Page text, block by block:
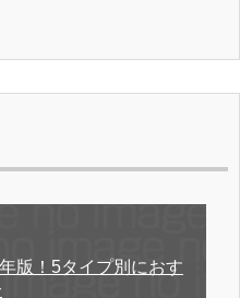
版！5タイプ別におす